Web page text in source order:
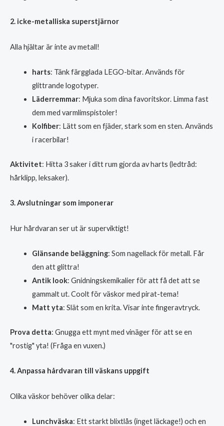
2. icke-metalliska superstjärnor
Alla hjältar är inte av metall!
harts: Tänk färgglada LEGO-bitar. Används för
glittrande logotyper.
Läderremmar: Mjuka som dina favoritskor. Limma fast
dem med varmlimspistoler!
Kolfiber: Lätt som en fjäder, stark som en sten. Används
i racerbilar!
Aktivitet: Hitta 3 saker i ditt rum gjorda av harts (ledtråd:
hårklipp, leksaker).
3. Avslutningar som imponerar
Hur hårdvaran ser ut är superviktigt!
Glänsande beläggning: Som nagellack för metall. Får
den att glittra!
Antik look: Gnidningskemikalier för att få det att se
gammalt ut. Coolt för väskor med pirat-tema!
Matt yta: Slät som en krita. Visar inte fingeravtryck.
Prova detta: Gnugga ett mynt med vinäger för att se en
"rostig" yta! (Fråga en vuxen.)
4. Anpassa hårdvaran till väskans uppgift
Olika väskor behöver olika delar:
Lunchväska: Ett starkt blixtlås (inget läckage!) och en